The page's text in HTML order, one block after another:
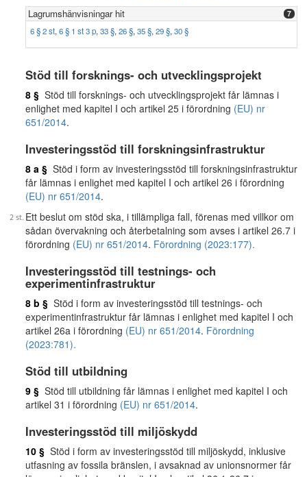
Lagrumshänvisningar hit 7
6 § 2 st, 6 § 1 st 3 p, 33 §, 26 §, 35 §, 29 §, 30 §
Stöd till forsknings- och utvecklingsprojekt
8 § Stöd till forsknings- och utvecklingsprojekt får lämnas i
enlighet med kapitel I och artikel 25 i förordning (EU) nr
651/2014.
Investeringsstöd till forskningsinfrastruktur
8 a § Stöd i form av investeringsstöd till forskningsinfrastruktur
får lämnas i enlighet med kapitel I och artikel 26 i förordning
(EU) nr 651/2014.
Ett beslut om stöd ska, i tillämpliga fall, förenas med villkor om
sådan övervakning och återbetalning som avses i artikel 26.7 i
förordning (EU) nr 651/2014. Förordning (2023:177).
Investeringsstöd till testnings- och
experimentinfrastruktur
8 b § Stöd i form av investeringsstöd till testnings- och
experimentinfrastruktur får lämnas i enlighet med kapitel I och
artikel 26a i förordning (EU) nr 651/2014. Förordning
(2023:781).
Stöd till utbildning
9 § Stöd till utbildning får lämnas i enlighet med kapitel I och
artikel 31 i förordning (EU) nr 651/2014.
Investeringsstöd till miljöskydd
10 § Stöd i form av investeringsstöd till miljöskydd, inklusive
utfasning av fossila bränslen, i avsaknad av unionsnormer får